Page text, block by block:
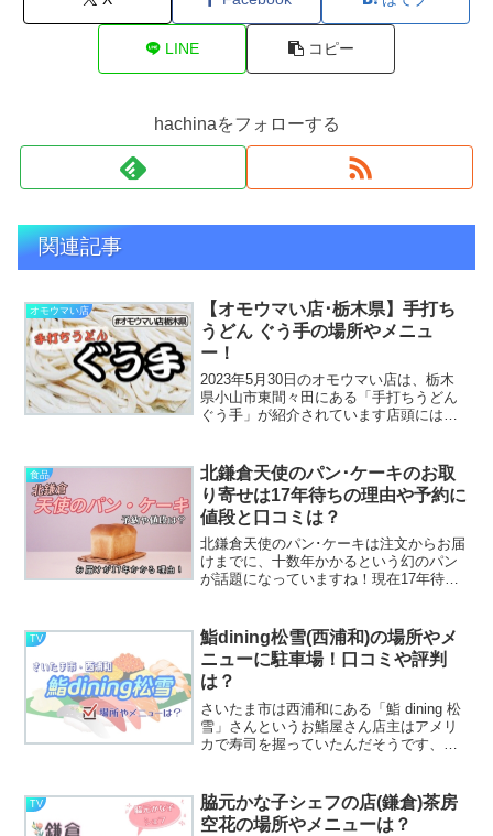
LINE コピー
hachinaをフォローする
関連記事
オモウマい店
【オモウマい店･栃木県】手打ち
うどん ぐう手の場所やメニュ
ー！
2023年5月30日のオモウマい店は、栃木
県小山市東間々田にある「手打ちうどん
ぐう手」が紹介されています店頭にはた
店の場所やメニューに口コミをチェック
していきまし...
食品
北鎌倉天使のパン･ケーキのお取
り寄せは17年待ちの理由や予約に
値段と口コミは？
北鎌倉天使のパン･ケーキは注文からお届
けまでに、十数年かかるという幻のパン
が話題になっていますね！現在17年待ち
さんです。多以良泉己さんが作っている
「天使のパン」は...
TV
鮨dining松雪(西浦和)の場所やメ
ニューに駐車場！口コミや評判
は？
さいたま市は西浦和にある「鮨 dining 松
雪」さんというお鮨屋さん店主はアメリ
カで寿司を握っていたんだそうです、日
年にも続いているお鮨屋さんです！鮨di...
TV
脇元かな子シェフの店(鎌倉)茶房
空花の場所やメニューは？